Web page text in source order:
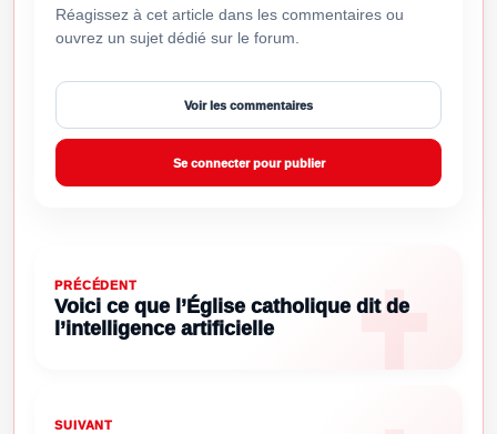
Réagissez à cet article dans les commentaires ou
ouvrez un sujet dédié sur le forum.
Voir les commentaires
Se connecter pour publier
PRÉCÉDENT
Voici ce que l’Église catholique dit de
l’intelligence artificielle
SUIVANT